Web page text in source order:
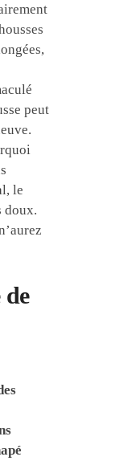
peut
le
doux.